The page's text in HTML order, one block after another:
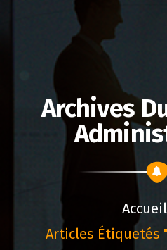
Archives
Accueil
Articles Étiquetés